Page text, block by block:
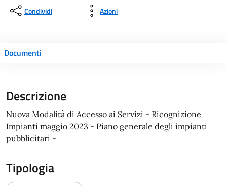
Condividi Azioni
Documenti
Descrizione
Nuova Modalità di Accesso ai Servizi - Ricognizione
Impianti maggio 2023 - Piano generale degli impianti
pubblicitari -
Tipologia